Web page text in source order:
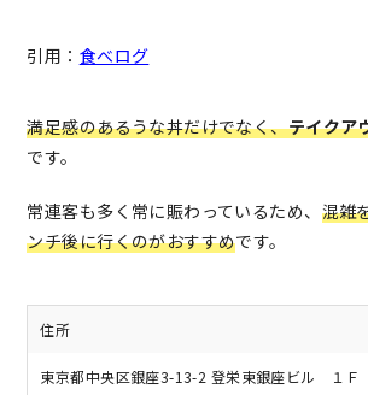
引用： 食べログ
満足感のあるうな丼だけでなく、テイクア
です。
常連客も多く常に賑わっているため、 混雑
ンチ後に行くのがおすすめです。
住所
東京都中央区銀座3-13-2 登栄東銀座ビル １Ｆ